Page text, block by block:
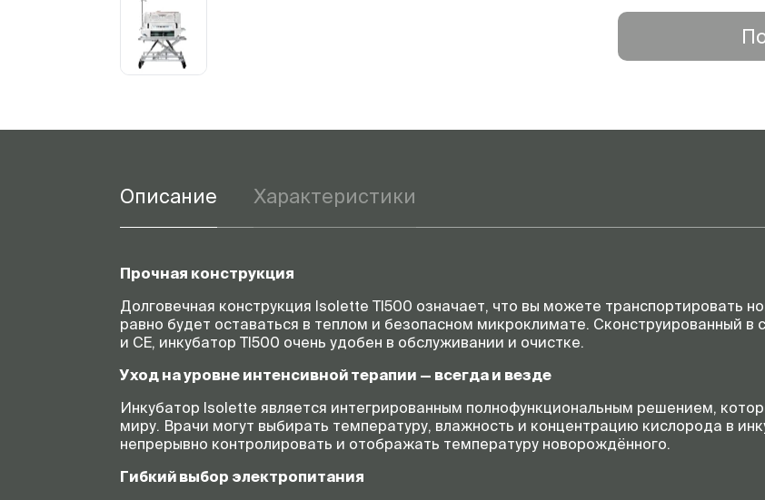
Описание Характеристики
Прочная конструкция
Долговечная конструкция Isolette TI500 означает, что вы можете транспортировать
равно будет оставаться в теплом и безопасном микроклимате. Сконструированный в
и CE, инкубатор TI500 очень удобен в обслуживании и очистке.
Уход на уровне интенсивной терапии — всегда и везде
Инкубатор Isolette является интегрированным полнофункциональным решением,
миру. Врачи могут выбирать температуру, влажность и концентрацию кислорода в
непрерывно контролировать и отображать температуру новорождённого.
Гибкий выбор электропитания